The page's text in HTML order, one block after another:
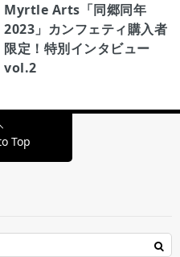
Myrtle Arts「同郷同年
2023」カンフェティ購入者
限定！特別インタビュー
vol.2
Top